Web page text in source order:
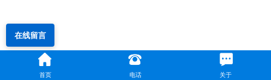
首页 电话 关于
在线留言